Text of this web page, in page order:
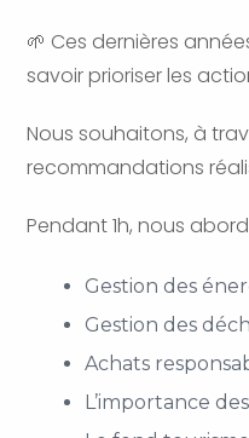
🌱 Ces dernières
savoir prioriser les
Nous souhaitons, à
recommandations
Pendant 1h, nous
Gestion des
Gestion des
Achats
L’importance